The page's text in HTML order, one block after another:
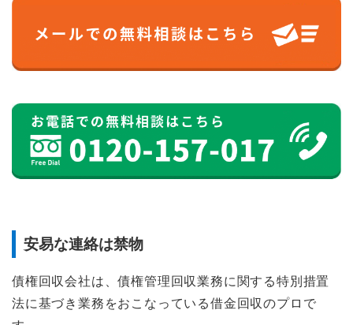
安易な連絡は禁物
債権回収会社は、債権管理回収業務に関する特別措置
法に基づき業務をおこなっている借金回収のプロで